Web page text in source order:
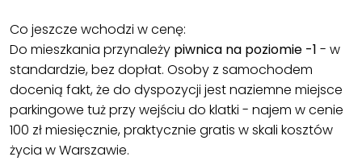
Co jeszcze wchodzi w cenę:
Do mieszkania przynależy piwnica na poziomie -1 - w
standardzie, bez dopłat. Osoby z samochodem
docenią fakt, że do dyspozycji jest naziemne miejsce
parkingowe tuż przy wejściu do klatki - najem w cenie
100 zł miesięcznie, praktycznie gratis w skali kosztów
życia w Warszawie.